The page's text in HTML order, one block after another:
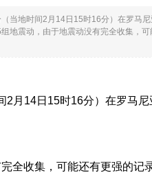
当地时间2月14日15时16分）在罗马
震动，由于地震动没有完全收集，
月14日15时16分）在罗马
全收集，可能还有更强的记